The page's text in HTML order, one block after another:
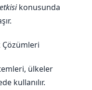
konusunda
Çözümleri
ülkeler
kullanılır.